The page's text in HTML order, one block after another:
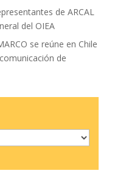
de ARCAL
del OIEA
se reúne en Chile
de